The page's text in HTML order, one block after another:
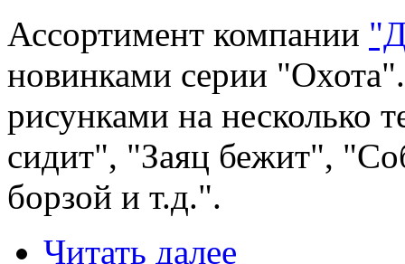
Ассортимент компании
новинками серии
рисунками на несколько
сидит", "Заяц бежит",
борзой и т.д.".
Читать далее